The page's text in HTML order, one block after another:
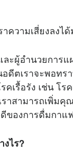
ความเสี่ยงลงไ
ละผู้อำนวยการ
ดีตเราจะพอทร
รื้อรัง เช่น โร
าสามารถเพิ่ม
ของการดื่มกา
งไร?